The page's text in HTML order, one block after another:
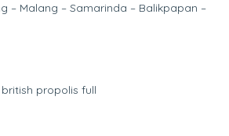
– Malang – Samarinda – Balikpapan –